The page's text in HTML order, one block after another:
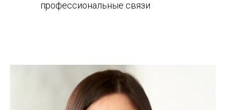
профессиональные связи